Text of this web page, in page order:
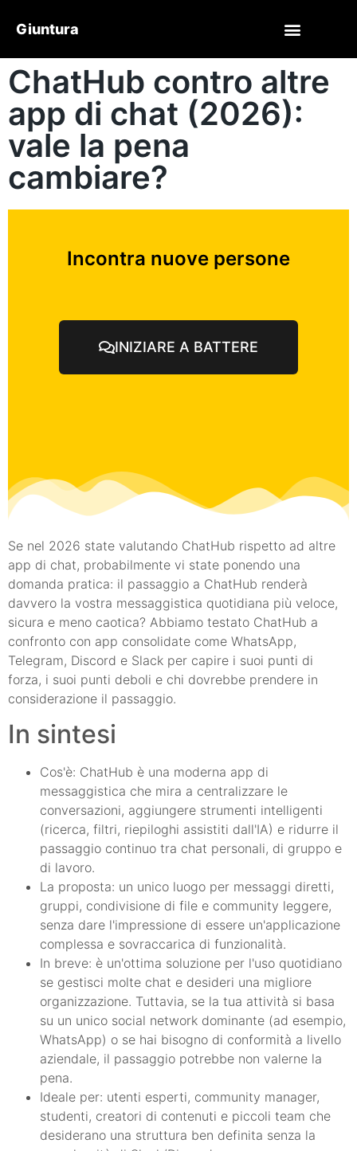
Giuntura
ChatHub contro altre
app di chat (2026):
vale la pena
cambiare?
Incontra nuove persone
INIZIARE A BATTERE
Se nel 2026 state valutando ChatHub rispetto ad altre
app di chat, probabilmente vi state ponendo una
domanda pratica: il passaggio a ChatHub renderà
davvero la vostra messaggistica quotidiana più veloce,
sicura e meno caotica? Abbiamo testato ChatHub a
confronto con app consolidate come WhatsApp,
Telegram, Discord e Slack per capire i suoi punti di
forza, i suoi punti deboli e chi dovrebbe prendere in
considerazione il passaggio.
In sintesi
Cos'è: ChatHub è una moderna app di
messaggistica che mira a centralizzare le
conversazioni, aggiungere strumenti intelligenti
(ricerca, filtri, riepiloghi assistiti dall'IA) e ridurre il
passaggio continuo tra chat personali, di gruppo e
di lavoro.
La proposta: un unico luogo per messaggi diretti,
gruppi, condivisione di file e community leggere,
senza dare l'impressione di essere un'applicazione
complessa e sovraccarica di funzionalità.
In breve: è un'ottima soluzione per l'uso quotidiano
se gestisci molte chat e desideri una migliore
organizzazione. Tuttavia, se la tua attività si basa
su un unico social network dominante (ad esempio,
WhatsApp) o se hai bisogno di conformità a livello
aziendale, il passaggio potrebbe non valerne la
pena.
Ideale per: utenti esperti, community manager,
studenti, creatori di contenuti e piccoli team che
desiderano una struttura ben definita senza la